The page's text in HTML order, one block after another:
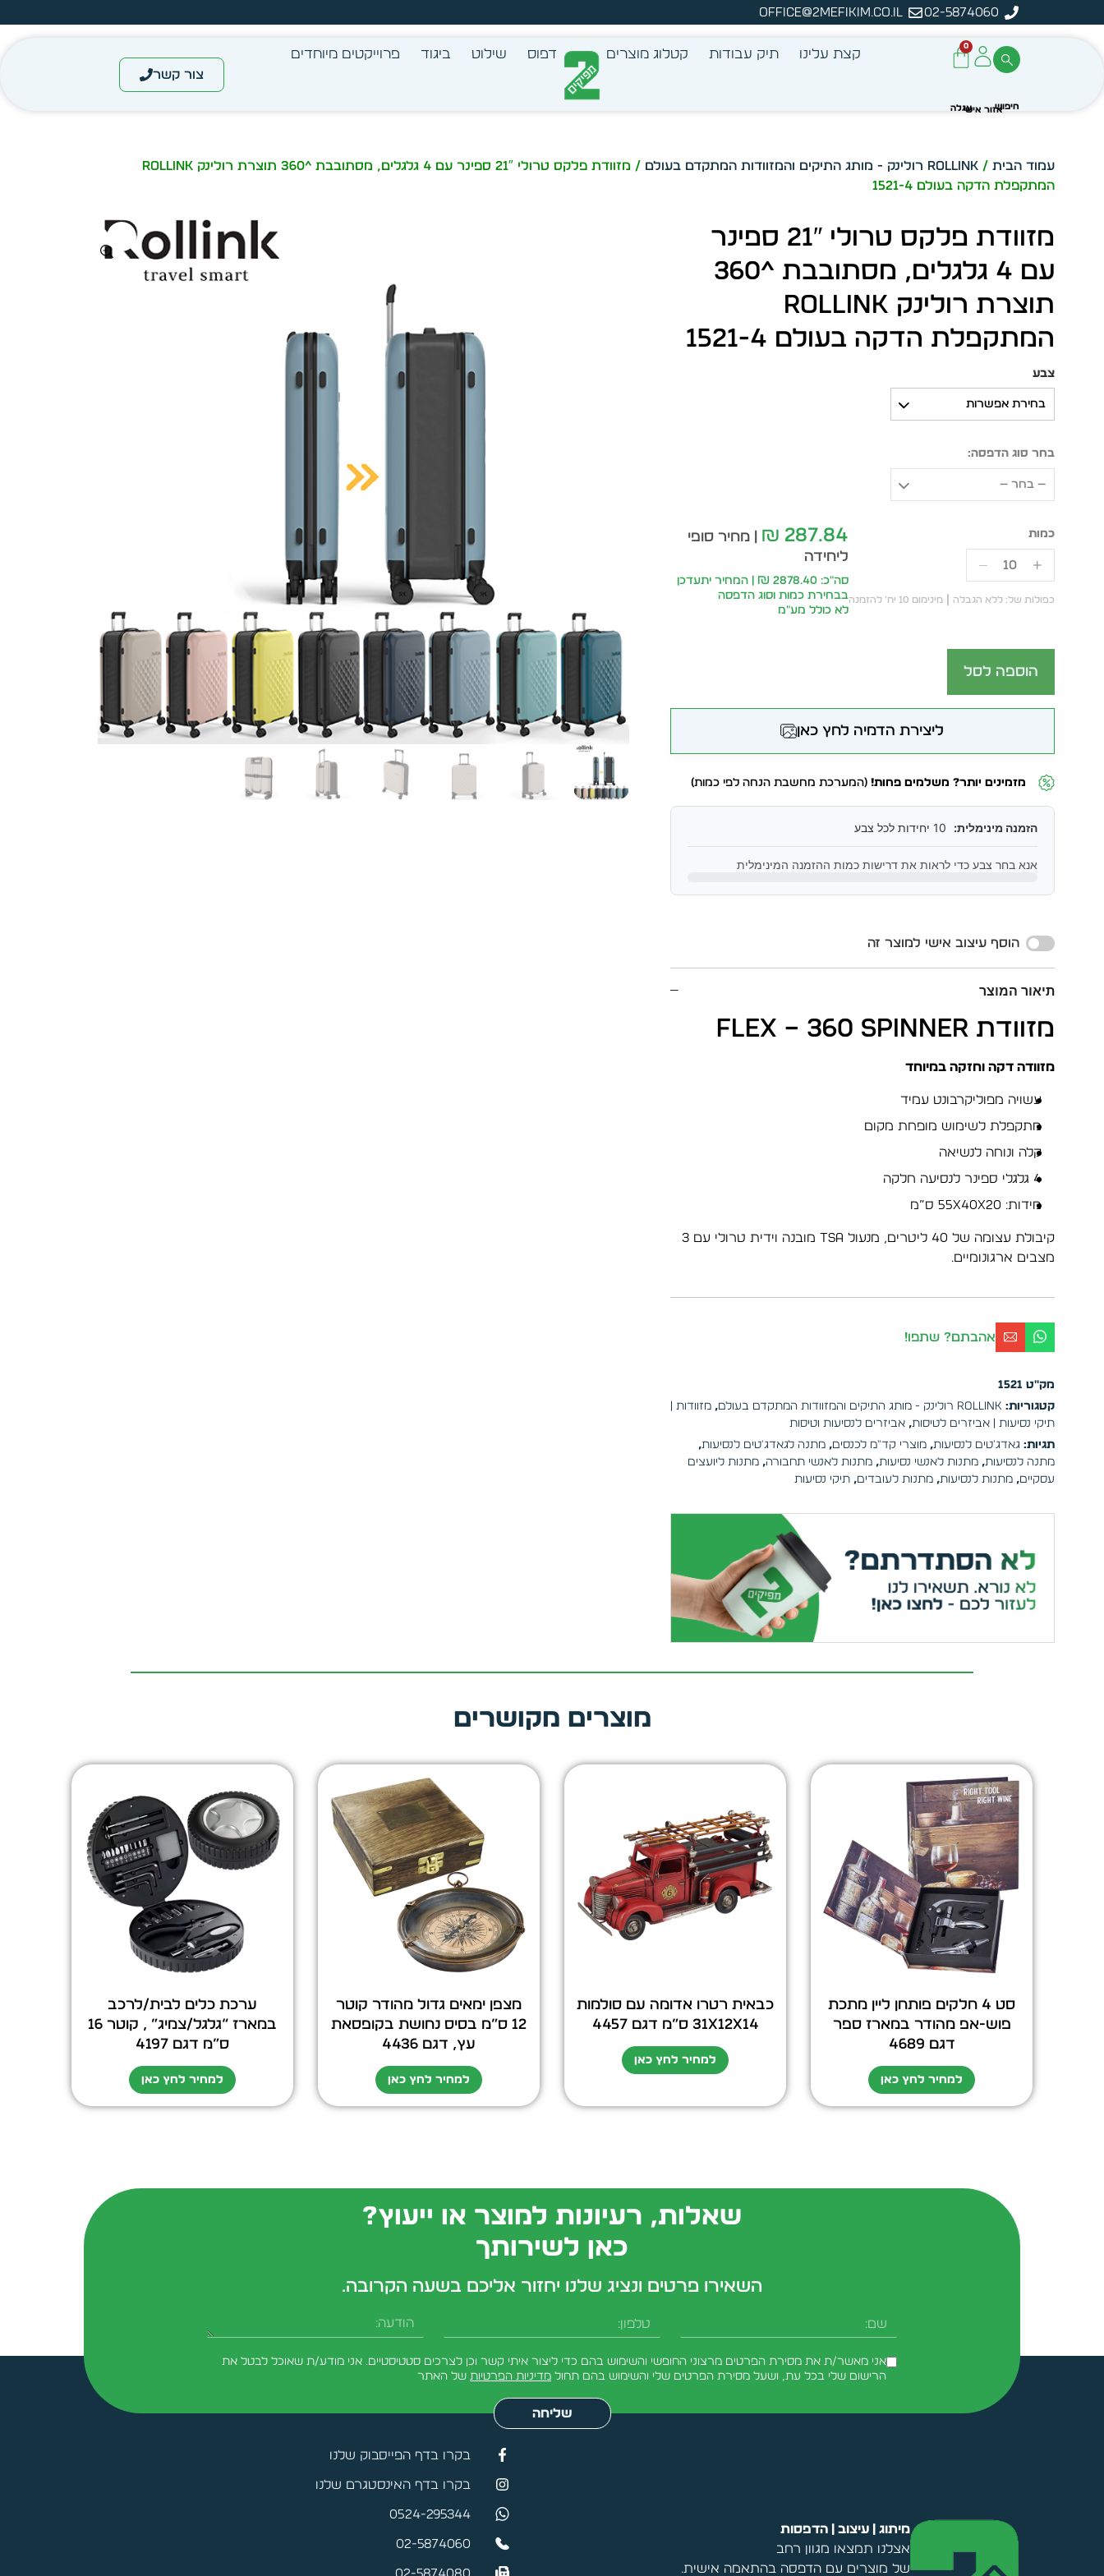
02-5874060
office@2mefikim.co.il
מיידית מתוך מלאי קיים
עצב בעצמך - הכן הדמייה לכל פריט בקלות מחיר מיידי- מותאם לפי כמות
0
קצת עלינו תיק עבודות קטלוג מוצרים דפוס שילוט ביגוד פרוייקטים מיוחדים
צור קשר
עמוד הבית /Rollink רולינק - מותג התיקים והמזוודות המתקדם בעולם
/ מזוודת פלקס טרולי 21″ ספינר עם 4 גלגלים, מסתובבת ^360 תוצרת רולינק ROLLINK
המתקפלת הדקה בעולם 1521-4
מזוודת פלקס טרולי 21″ ספינר
עם 4 גלגלים, מסתובבת ^360
תוצרת רולינק ROLLINK
המתקפלת הדקה בעולם 1521-4
צבע
בחירת אפשרות
בחר סוג הדפסה:
— בחר —
כפולות של: ללא הגבלה מינימום 10 יח׳ להזמנה
₪ 287.84
| מחיר סופי
ליחידה
סה״כ: 2878.40 ₪ | המחיר יתעדכן
בבחירת כמות וסוג הדפסה
לא כולל מע״מ
הוספה לסל
ליצירת הדמיה לחץ כאן
מזמינים יותר? משלמים פחות! (המערכת מחשבת הנחה לפי כמות)
הזמנה מינימלית:
אנא בחר צבע כדי לראות את דרישות כמות ההזמנה המינימלית
הוסף עיצוב אישי למוצר זה
תיאור המוצר
מזוודת FLEX – 360 SPINNER
מזוודה דקה וחזקה במיוחד
עשויה מפוליקרבונט עמיד
מתקפלת לשימוש מופחת מקום
קלה ונוחה לנשיאה
4 גלגלי ספינר לנסיעה חלקה
מידות: 55x40x20 ס”מ
קיבולת עצומה של 40 ליטרים, מנעול TSA מובנה וידית טרולי עם 3
מצבים ארגונומיים.
אהבתם? שתפו!
מק"ט 1521
קטגוריות: Rollink רולינק - מותג התיקים והמזוודות המתקדם בעולם ,מזוודות |
תיקי נסיעות | אביזרים לטיסות,אביזרים לנסיעות וטיסות
תגיות: גאדג'טים לנסיעות,מוצרי קד"מ לכנסים,מתנה לגאדג'טים לנסיעות,
מתנה לנסיעות,מתנות לאנשי נסיעות,מתנות לאנשי תחבורה,מתנות ליועצים
עסקיים,מתנות לנסיעות,מתנות לעובדים,תיקי נסיעות
מוצרים מקושרים
סט 4 חלקים פותחן ליין מתכת
פוש-אפ מהודר במארז ספר
דגם 4689
למחיר לחץ כאן
כבאית רטרו אדומה עם סולמות
31X12X14 ס”מ דגם 4457
למחיר לחץ כאן
מצפן ימאים גדול מהודר קוטר
12 ס”מ בסיס נחושת בקופסאת
עץ, דגם 4436
למחיר לחץ כאן
ערכת כלים לבית/לרכב
במארז “גלגל/צמיג” , קוטר 16
ס”מ דגם 4197
למחיר לחץ כאן
שאלות, רעיונות למוצר או ייעוץ?
כאן לשירותך
השאירו פרטים ונציג שלנו יחזור אליכם בשעה הקרובה.
שם טלפון הודעה
אני מאשר/ת את מסירת הפרטים מרצוני החופשי והשימוש בהם כדי ליצור איתי קשר וכן לצרכים סטטיסטיים. אני מודע/ת שאוכל לבטל את
הרישום שלי בכל עת, ושעל מסירת הפרטים שלי והשימוש בהם תחול מדיניות הפרטיות של האתר
שליחה
מיתוג | עיצוב | הדפסות
אצלנו תמצאו מגוון רחב
של מוצרים עם הדפסה בהתאמה אישית.
בקרו בדף הפייסבוק שלנו
בקרו בדף האינסטגרם שלנו
0524-295344
02-5874060
02-5874080